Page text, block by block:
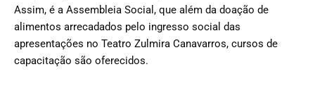
Assim, é a Assembleia Social, que além da doação de
alimentos arrecadados pelo ingresso social das
apresentações no Teatro Zulmira Canavarros, cursos de
capacitação são oferecidos.